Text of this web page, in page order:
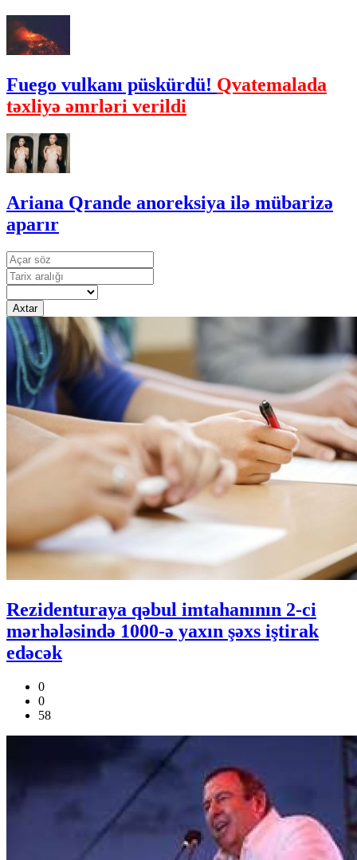
Fuego vulkanı püskürdü! Qvatemalada
təxliyə əmrləri verildi
Ariana Qrande anoreksiya ilə mübarizə
aparır
Axtar
Rezidenturaya qəbul imtahanının 2-ci
mərhələsində 1000-ə yaxın şəxs iştirak
edəcək
0
0
58